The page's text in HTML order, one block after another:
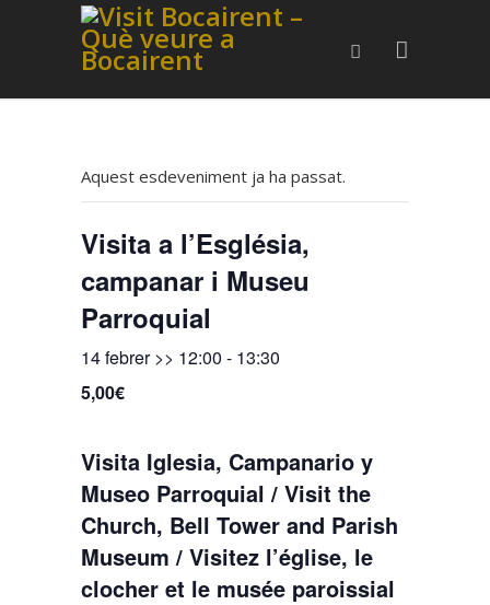
Aquest esdeveniment ja ha passat.
Visita a l’Església,
campanar i Museu
Parroquial
14 febrer >> 12:00 - 13:30
5,00€
Visita Iglesia, Campanario y
Museo Parroquial / Visit the
Church, Bell Tower and Parish
Museum / Visitez l’église, le
clocher et le musée paroissial